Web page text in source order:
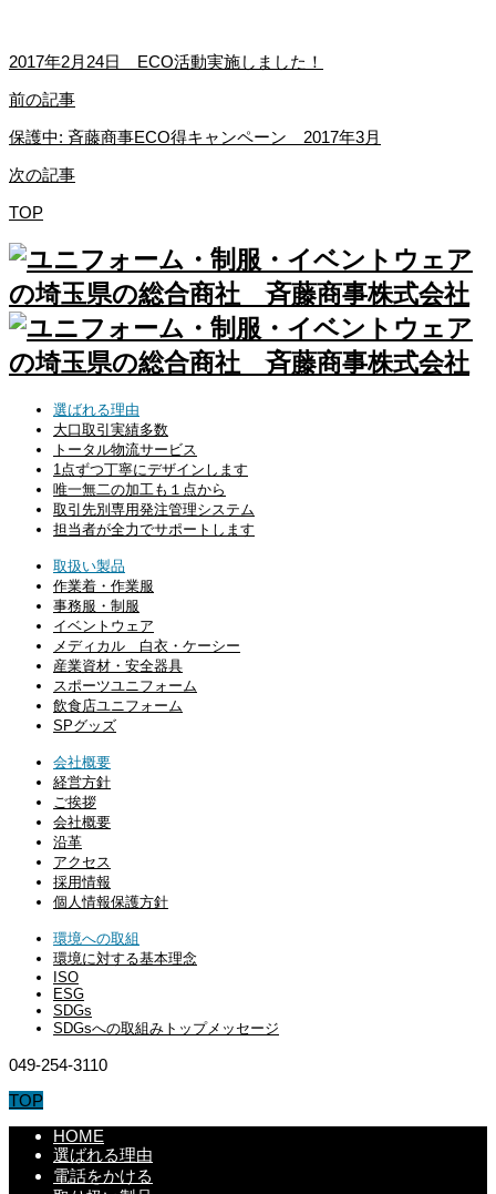
2017年2月24日 ECO活動実施しました！
前の記事
保護中: 斉藤商事ECO得キャンペーン 2017年3月
次の記事
TOP
選ばれる理由
大口取引実績多数
トータル物流サービス
1点ずつ丁寧にデザインします
唯一無二の加工も１点から
取引先別専用発注管理システム
担当者が全力でサポートします
取扱い製品
作業着・作業服
事務服・制服
イベントウェア
メディカル 白衣・ケーシー
産業資材・安全器具
スポーツユニフォーム
飲食店ユニフォーム
SPグッズ
会社概要
経営方針
ご挨拶
会社概要
沿革
アクセス
採用情報
個人情報保護方針
環境への取組
環境に対する基本理念
ISO
ESG
SDGs
SDGsへの取組みトップメッセージ
049-254-3110
TOP
HOME
選ばれる理由
電話をかける